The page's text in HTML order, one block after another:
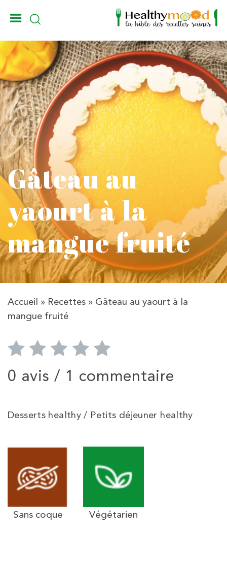
Gâteau au
yaourt à la
mangue fruité
Accueil » Recettes » Gâteau au yaourt à la
mangue fruité
0 avis / 1 commentaire
Desserts healthy / Petits déjeuner healthy
Sans coque Végétarien